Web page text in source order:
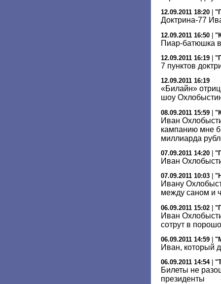
12.09.2011 18:20
Доктрина-77
12.09.2011 16:50 |
Пиар-батюшка
12.09.2011 16:19
7 пунктов
12.09.2011 16:19
«Билайн»
шоу
08.09.2011 15:59 |
Иван
кампанию мне
миллиарда
07.09.2011 14:20
Иван
07.09.2011 10:03
Ивану
между саном и
06.09.2011 15:02 |
Иван
сотрут в
06.09.2011 14:59
Иван, который
06.09.2011 14:54|
Билеты не
президенты